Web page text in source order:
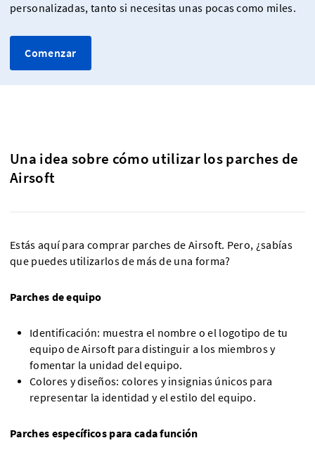
personalizadas, tanto si necesitas unas pocas como miles.
Comenzar
Una idea sobre cómo utilizar los parches de
Airsoft
Estás aquí para comprar parches de Airsoft. Pero, ¿sabías
que puedes utilizarlos de más de una forma?
Parches de equipo
Identificación: muestra el nombre o el logotipo de tu
equipo de Airsoft para distinguir a los miembros y
fomentar la unidad del equipo.
Colores y diseños: colores y insignias únicos para
representar la identidad y el estilo del equipo.
Parches específicos para cada función